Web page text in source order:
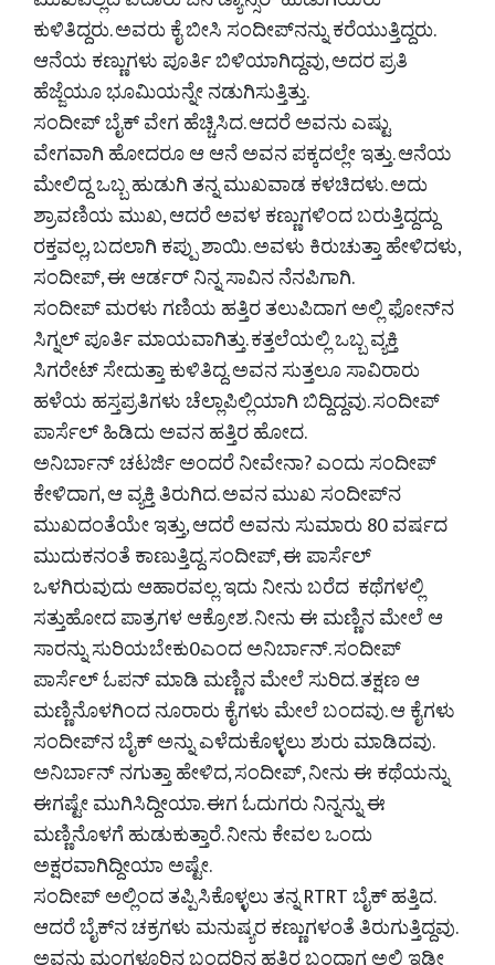
ಕುಳಿತಿದ್ದರು. ಅವರು ಕೈ ಬೀಸಿ ಸಂದೀಪ್‌ನನ್ನು ಕರೆಯುತ್ತಿದ್ದರು.
ಆನೆಯ ಕಣ್ಣುಗಳು ಪೂರ್ತಿ ಬಿಳಿಯಾಗಿದ್ದವು, ಅದರ ಪ್ರತಿ
ಹೆಜ್ಜೆಯೂ ಭೂಮಿಯನ್ನೇ ನಡುಗಿಸುತ್ತಿತ್ತು.
ಸಂದೀಪ್ ಬೈಕ್ ವೇಗ ಹೆಚ್ಚಿಸಿದ. ಆದರೆ ಅವನು ಎಷ್ಟು
ವೇಗವಾಗಿ ಹೋದರೂ ಆ ಆನೆ ಅವನ ಪಕ್ಕದಲ್ಲೇ ಇತ್ತು. ಆನೆಯ
ಮೇಲಿದ್ದ ಒಬ್ಬ ಹುಡುಗಿ ತನ್ನ ಮುಖವಾಡ ಕಳಚಿದಳು. ಅದು
ಶ್ರಾವಣಿಯ ಮುಖ, ಆದರೆ ಅವಳ ಕಣ್ಣುಗಳಿಂದ ಬರುತ್ತಿದ್ದದ್ದು
ರಕ್ತವಲ್ಲ, ಬದಲಾಗಿ ಕಪ್ಪು ಶಾಯಿ. ಅವಳು ಕಿರುಚುತ್ತಾ ಹೇಳಿದಳು,
ಸಂದೀಪ್, ಈ ಆರ್ಡರ್ ನಿನ್ನ ಸಾವಿನ ನೆನಪಿಗಾಗಿ.
ಸಂದೀಪ್ ಮರಳು ಗಣಿಯ ಹತ್ತಿರ ತಲುಪಿದಾಗ ಅಲ್ಲಿ ಫೋನ್‌ನ
ಸಿಗ್ನಲ್ ಪೂರ್ತಿ ಮಾಯವಾಗಿತ್ತು. ಕತ್ತಲೆಯಲ್ಲಿ ಒಬ್ಬ ವ್ಯಕ್ತಿ
ಸಿಗರೇಟ್ ಸೇದುತ್ತಾ ಕುಳಿತಿದ್ದ. ಅವನ ಸುತ್ತಲೂ ಸಾವಿರಾರು
ಹಳೆಯ ಹಸ್ತಪ್ರತಿಗಳು ಚೆಲ್ಲಾಪಿಲ್ಲಿಯಾಗಿ ಬಿದ್ದಿದ್ದವು. ಸಂದೀಪ್
ಪಾರ್ಸೆಲ್ ಹಿಡಿದು ಅವನ ಹತ್ತಿರ ಹೋದ.
ಅನಿರ್ಬಾನ್ ಚಟರ್ಜಿ ಅಂದರೆ ನೀವೇನಾ? ಎಂದು ಸಂದೀಪ್
ಕೇಳಿದಾಗ, ಆ ವ್ಯಕ್ತಿ ತಿರುಗಿದ. ಅವನ ಮುಖ ಸಂದೀಪ್‌ನ
ಮುಖದಂತೆಯೇ ಇತ್ತು, ಆದರೆ ಅವನು ಸುಮಾರು 80 ವರ್ಷದ
ಮುದುಕನಂತೆ ಕಾಣುತ್ತಿದ್ದ. ಸಂದೀಪ್, ಈ ಪಾರ್ಸೆಲ್
ಒಳಗಿರುವುದು ಆಹಾರವಲ್ಲ. ಇದು ನೀನು ಬರೆದ ಕಥೆಗಳಲ್ಲಿ
ಸತ್ತುಹೋದ ಪಾತ್ರಗಳ ಆಕ್ರೋಶ. ನೀನು ಈ ಮಣ್ಣಿನ ಮೇಲೆ ಆ
ಸಾರನ್ನು ಸುರಿಯಬೇಕು0ಎಂದ ಅನಿರ್ಬಾನ್. ಸಂದೀಪ್
ಪಾರ್ಸೆಲ್ ಓಪನ್ ಮಾಡಿ ಮಣ್ಣಿನ ಮೇಲೆ ಸುರಿದ. ತಕ್ಷಣ ಆ
ಮಣ್ಣಿನೊಳಗಿಂದ ನೂರಾರು ಕೈಗಳು ಮೇಲೆ ಬಂದವು. ಆ ಕೈಗಳು
ಸಂದೀಪ್‌ನ ಬೈಕ್ ಅನ್ನು ಎಳೆದುಕೊಳ್ಳಲು ಶುರು ಮಾಡಿದವು.
ಅನಿರ್ಬಾನ್ ನಗುತ್ತಾ ಹೇಳಿದ, ಸಂದೀಪ್, ನೀನು ಈ ಕಥೆಯನ್ನು
ಈಗಷ್ಟೇ ಮುಗಿಸಿದ್ದೀಯಾ. ಈಗ ಓದುಗರು ನಿನ್ನನ್ನು ಈ
ಮಣ್ಣಿನೊಳಗೆ ಹುಡುಕುತ್ತಾರೆ. ನೀನು ಕೇವಲ ಒಂದು
ಅಕ್ಷರವಾಗಿದ್ದೀಯಾ ಅಷ್ಟೇ.
ಸಂದೀಪ್ ಅಲ್ಲಿಂದ ತಪ್ಪಿಸಿಕೊಳ್ಳಲು ತನ್ನ RTRT ಬೈಕ್ ಹತ್ತಿದ.
ಆದರೆ ಬೈಕ್‌ನ ಚಕ್ರಗಳು ಮನುಷ್ಯರ ಕಣ್ಣುಗಳಂತೆ ತಿರುಗುತ್ತಿದ್ದವು.